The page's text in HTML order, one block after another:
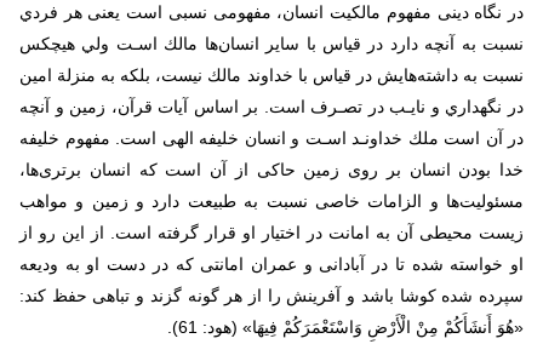
در نگاه دینی مفهوم مالكيت انسان، مفهومی نسبی است یعنی هر فردي
نسبت به آنچه دارد در قياس با ساير انسان‌ها مالك اسـت ولي هيچكس
نسبت به داشته‌هایش در قياس با خداوند مالك نيست، بلكه به منزلة امين
در نگهداري و نايـب در تصـرف است. بر اساس آيات قرآن، زمين و آنچه
در آن است ملك خداونـد اسـت و انسان خلیفه الهی است. مفهوم‌ خلیفه‌
خدا بودن‌ انسان‌ بر روی‌ زمین‌ حاکی از آن است که‌ انسان‌ برتری‌ها،
مسئولیت‌ها و الزامات‌ خاصی‌ نسبت‌ به‌ طبیعت‌ دارد و زمین و مواهب
زیست محیطی آن به امانت در اختیار او قرار گرفته است. از این رو از
او خواسته شده تا در آبادانى و عمران امانتى که در دست او به ودیعه
سپرده شده کوشا باشد و آفرینش را از هر گونه گزند و تباهى حفظ کند:
«هُوَ أَنشَأَکُمْ مِنْ الْأَرْضِ وَاسْتَعْمَرَکُمْ فِیهَا» (هود: 61).